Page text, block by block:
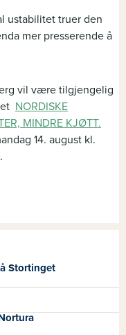
ustabilitet truer den
mer presserende å
vil være tilgjengelig
NORDISKE
MINDRE KJØTT.
14. august kl.
Stortinget